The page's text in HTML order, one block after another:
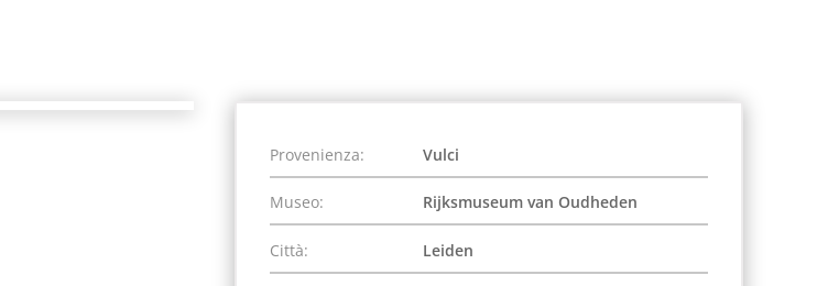
Provenienza: Vulci
Museo: Rijksmuseum van Oudheden
Città: Leiden